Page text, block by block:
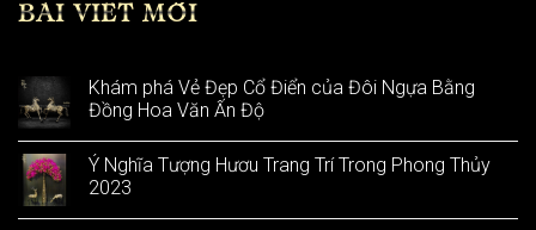
BÀI VIẾT MỚI
Khám phá Vẻ Đẹp Cổ Điển của Đôi Ngựa Bằng
Đồng Hoa Văn Ấn Độ
Ý Nghĩa Tượng Hươu Trang Trí Trong Phong Thủy
2023